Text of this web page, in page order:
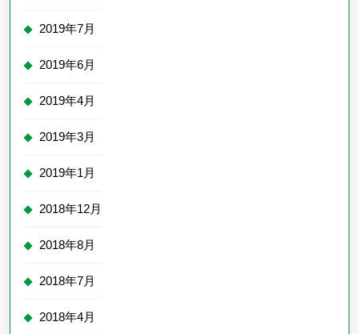
2019年7月
2019年6月
2019年4月
2019年3月
2019年1月
2018年12月
2018年8月
2018年7月
2018年4月